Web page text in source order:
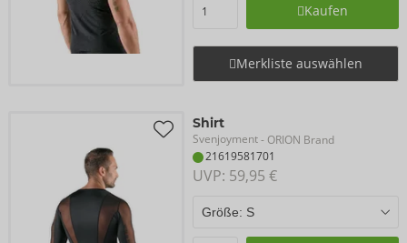
Kaufen
Merkliste auswählen
Shirt
Svenjoyment- ORION Brand
21619581701
UVP: 59,95 €